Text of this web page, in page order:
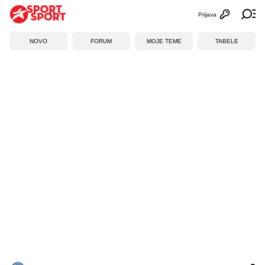
Otvori
Prijava
NOVO FORUM MOJE TEME TABELE